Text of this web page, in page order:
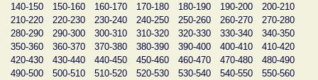
140-150
150-160 160-170 170-180 180-190 190-200
200-210
210-220
220-230 230-240 240-250 250-260 260-270
270-280
280-290
290-300 300-310 310-320 320-330 330-340
340-350
350-360
360-370 370-380 380-390 390-400 400-410
410-420
420-430
430-440 440-450 450-460 460-470 470-480
480-490
490-500
500-510 510-520 520-530 530-540 540-550
550-560